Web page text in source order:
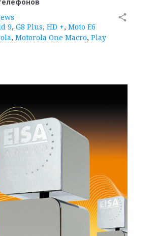
9, G8 Plus, HD +, Moto E6
, Motorola One Macro, Play
share